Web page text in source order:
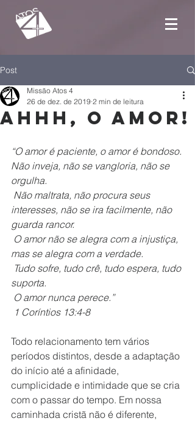
Post
Ahhh, o amor!
Missão Atos 4
26 de dez. de 2019 2 min de leitura
“O amor é paciente, o amor é bondoso.
Não inveja, não se vangloria, não se
orgulha.
interesses, não se ira facilmente, não
guarda rancor.
mas se alegra com a verdade.
suporta.
O amor nunca perece.”
1 Coríntios 13:4-8
Todo relacionamento tem vários
períodos distintos, desde a adaptação
do início até a afinidade,
cumplicidade e intimidade que se cria
com o passar do tempo. Em nossa
caminhada cristã não é diferente,